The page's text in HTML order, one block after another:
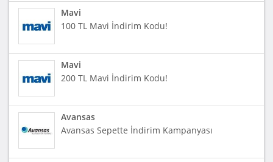
Mavi
100 TL Mavi İndirim Kodu!
Mavi
200 TL Mavi İndirim Kodu!
Avansas
Avansas Sepette İndirim Kampanyası